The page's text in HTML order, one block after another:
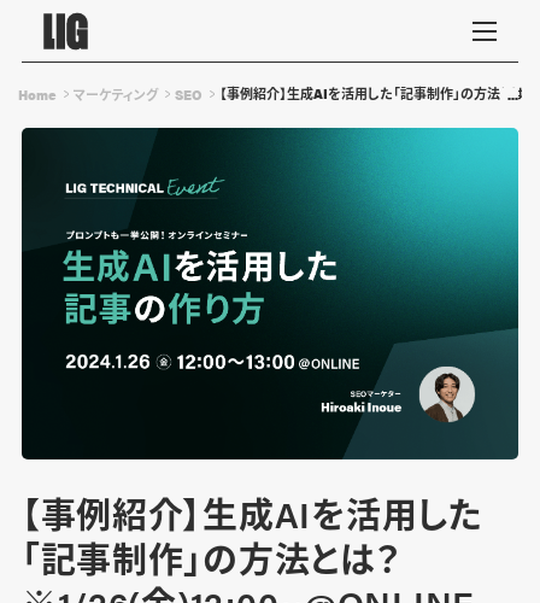
Home マーケティング SEO 【事例紹介】生成AIを活用した「記事制作」の方法と
【事例紹介】生成AIを活用した
「記事制作」の方法とは？